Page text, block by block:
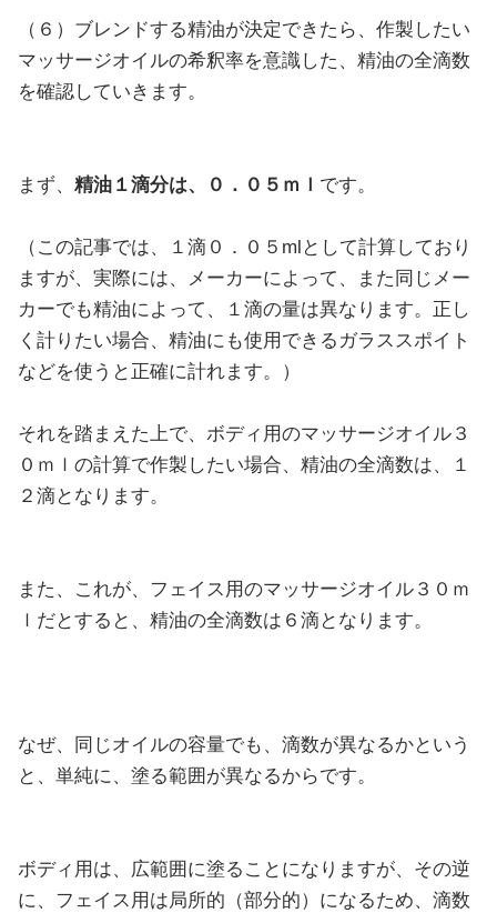
（６）ブレンドする精油が決定できたら、作製したい
マッサージオイルの希釈率を意識した、精油の全滴数
を確認していきます。
まず、 精油１滴分は、０．０５ｍｌ です。
（この記事では、１滴０．０５mlとして計算しており
ますが、実際には、メーカーによって、また同じメー
カーでも精油によって、１滴の量は異なります。正し
く計りたい場合、精油にも使用できるガラススポイト
などを使うと正確に計れます。）
それを踏まえた上で、ボディ用のマッサージオイル３
０ｍｌの計算で作製したい場合、精油の全滴数は、１
２滴となります。
また、これが、フェイス用のマッサージオイル３０ｍ
ｌだとすると、精油の全滴数は６滴となります。
なぜ、同じオイルの容量でも、滴数が異なるかという
と、単純に、塗る範囲が異なるからです。
ボディ用は、広範囲に塗ることになりますが、その逆
に、フェイス用は局所的（部分的）になるため、滴数